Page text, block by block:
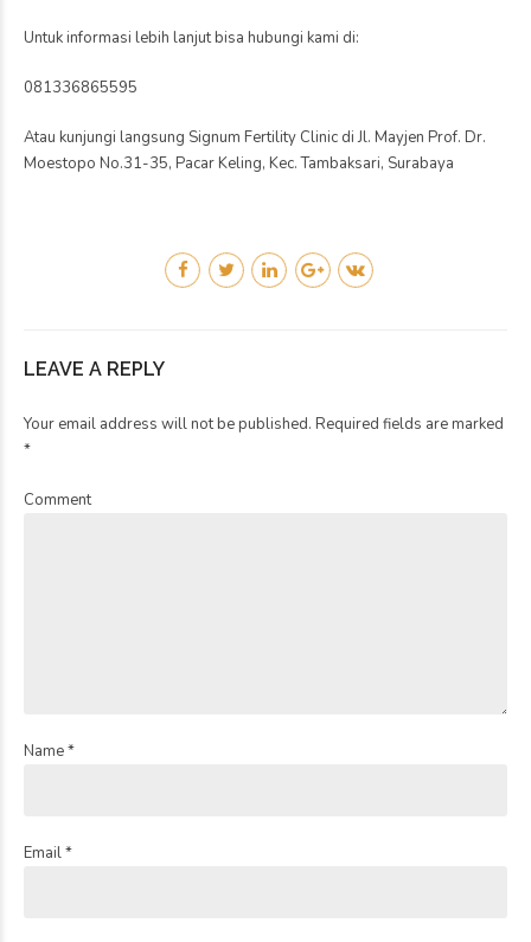
Untuk informasi lebih lanjut bisa hubungi kami di:
081336865595
Atau kunjungi langsung Signum Fertility Clinic di Jl. Mayjen Prof. Dr.
Moestopo No.31-35, Pacar Keling, Kec. Tambaksari, Surabaya
LEAVE A REPLY
Your email address will not be published. Required fields are marked
*
Comment
Name *
Email *